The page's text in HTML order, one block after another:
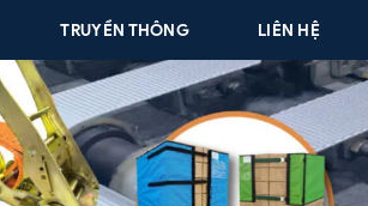
TRUYỀN THÔNG LIÊN HỆ